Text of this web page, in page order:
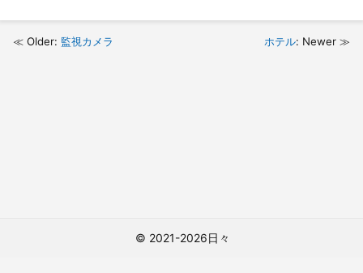
Older: 監視カメラ ホテル: Newer
© 2021-2026日々